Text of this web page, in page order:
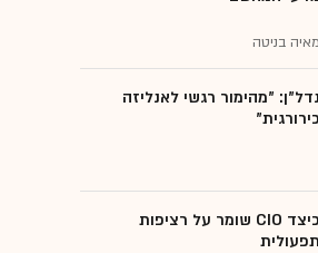
מאיה בניטה
נדל"ן: "מהימור רגשי לאנליזה
כירורגית"
כיצד CIO שומר על רציפות
תפעולית